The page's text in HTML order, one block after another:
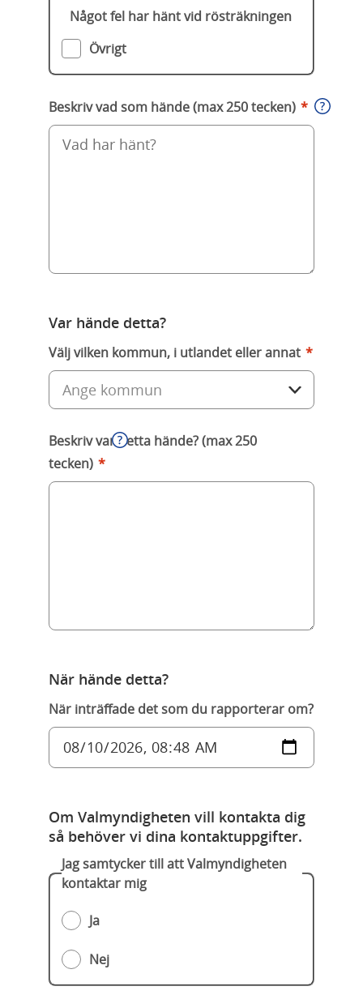
Något fel har hänt vid rösträkningen
Övrigt
Beskriv vad som hände (max 250 tecken) *
Var hände detta?
Välj vilken kommun, i utlandet eller annat *
Beskriv var detta hände? (max 250
tecken) *
När hände detta?
När inträffade det som du rapporterar om?
Om Valmyndigheten vill kontakta dig
så behöver vi dina kontaktuppgifter.
Jag samtycker till att Valmyndigheten
kontaktar mig
Ja
Nej